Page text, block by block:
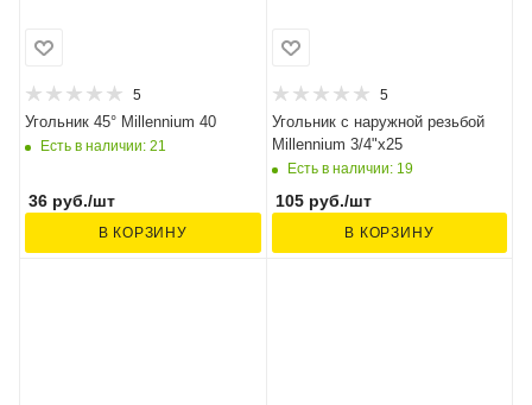
5
Угольник 45° Millennium 40
Есть в наличии: 21
36 руб./шт
В КОРЗИНУ
5
Угольник с наружной резьбой
Millennium 3/4"x25
Есть в наличии: 19
105руб./шт
В КОРЗИНУ